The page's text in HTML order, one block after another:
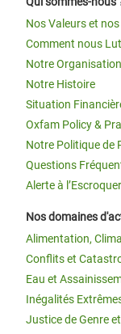
Nos Valeurs et
Comment nous
Notre Organisation
Notre Histoire
Situation
Oxfam Policy &
Notre Politique de
Questions
Alerte à
Nos domaines
Alimentation,
Conflits et
Eau et
Inégalités
Justice de Genre